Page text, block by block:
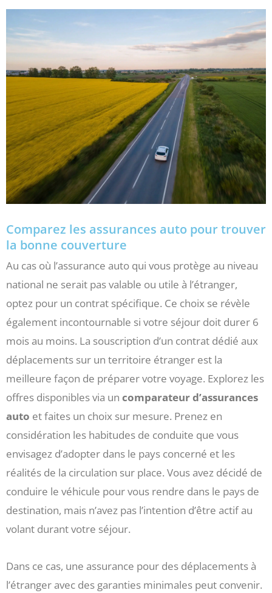
Comparez les assurances auto pour trouver
la bonne couverture
Au cas où l’assurance auto qui vous protège au niveau
national ne serait pas valable ou utile à l’étranger,
optez pour un contrat spécifique. Ce choix se révèle
également incontournable si votre séjour doit durer 6
mois au moins. La souscription d’un contrat dédié aux
déplacements sur un territoire étranger est la
meilleure façon de préparer votre voyage. Explorez les
offres disponibles via un comparateur d’assurances
auto et faites un choix sur mesure. Prenez en
considération les habitudes de conduite que vous
envisagez d’adopter dans le pays concerné et les
réalités de la circulation sur place. Vous avez décidé de
conduire le véhicule pour vous rendre dans le pays de
destination, mais n’avez pas l’intention d’être actif au
volant durant votre séjour.
Dans ce cas, une assurance pour des déplacements à
l’étranger avec des garanties minimales peut convenir.